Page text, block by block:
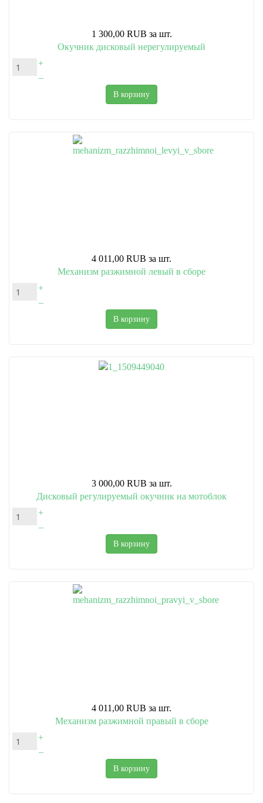
1 300,00 RUB за шт.
Окучник дисковый нерегулируемый
+
–
В корзину
4 011,00 RUB за шт.
Механизм разжимной левый в сборе
+
–
В корзину
3 000,00 RUB за шт.
Дисковый регулируемый окучник на мотоблок
+
–
В корзину
4 011,00 RUB за шт.
Механизм разжимной правый в сборе
+
–
В корзину